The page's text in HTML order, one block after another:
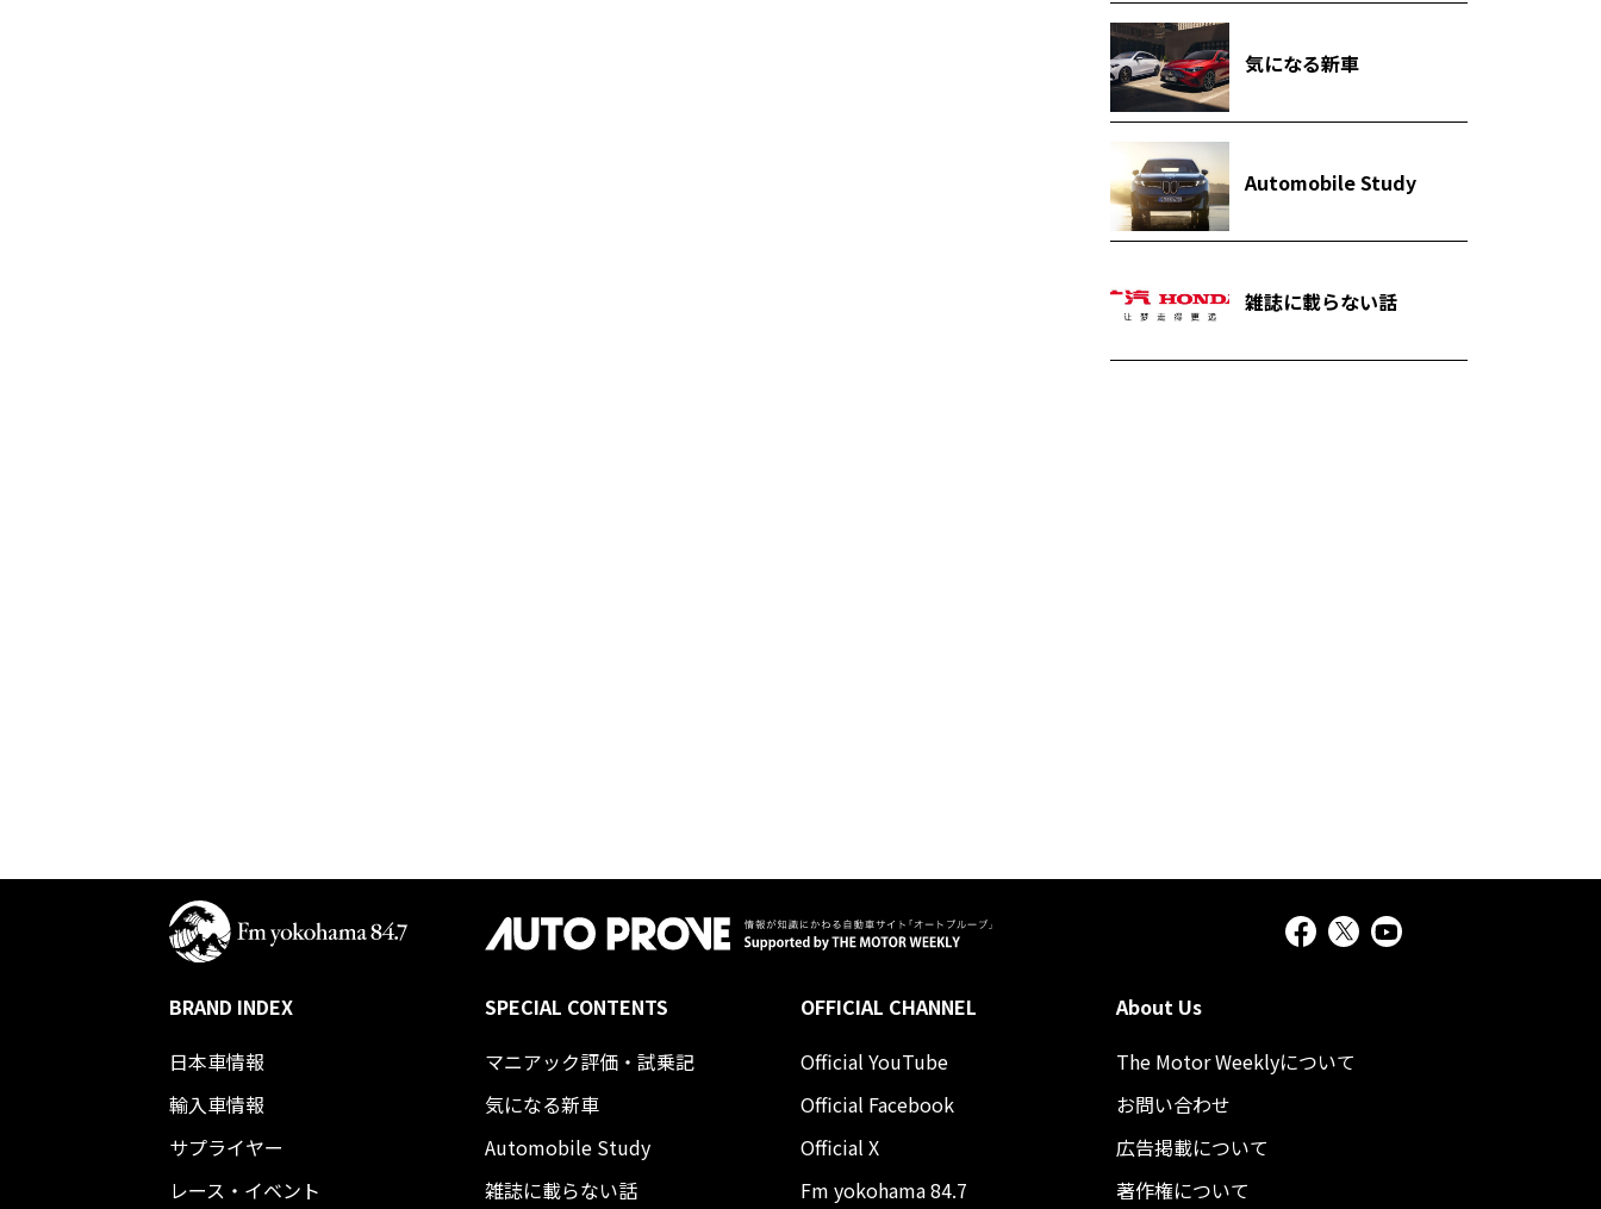
気になる新車
Automobile Study
雑誌に載らない話
BRAND INDEX
日本車情報​
輸入車情報
サプライヤー
レース・イベント
SPECIAL CONTENTS
マニアック評価・試乗記
気になる新車
Automobile Study
雑誌に載らない話
OFFICIAL CHANNEL
Official YouTube
Official Facebook
Official X
Fm yokohama 84.7
About Us
The Motor Weeklyについて
お問い合わせ
広告掲載について
著作権について